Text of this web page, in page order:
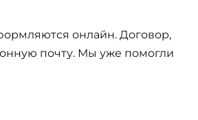
онлайн. Договор,
почту. Мы уже помогли